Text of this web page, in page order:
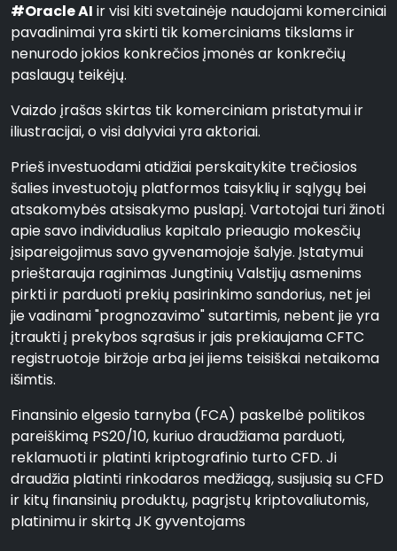
#Oracle AI ir visi kiti svetainėje naudojami komerciniai
pavadinimai yra skirti tik komerciniams tikslams ir
nenurodo jokios konkrečios įmonės ar konkrečių
paslaugų teikėjų.
Vaizdo įrašas skirtas tik komerciniam pristatymui ir
iliustracijai, o visi dalyviai yra aktoriai.
Prieš investuodami atidžiai perskaitykite trečiosios
šalies investuotojų platformos taisyklių ir sąlygų bei
atsakomybės atsisakymo puslapį. Vartotojai turi žinoti
apie savo individualius kapitalo prieaugio mokesčių
įsipareigojimus savo gyvenamojoje šalyje. Įstatymui
prieštarauja raginimas Jungtinių Valstijų asmenims
pirkti ir parduoti prekių pasirinkimo sandorius, net jei
jie vadinami "prognozavimo" sutartimis, nebent jie yra
įtraukti į prekybos sąrašus ir jais prekiaujama CFTC
registruotoje biržoje arba jei jiems teisiškai netaikoma
išimtis.
Finansinio elgesio tarnyba (FCA) paskelbė politikos
pareiškimą PS20/10, kuriuo draudžiama parduoti,
reklamuoti ir platinti kriptografinio turto CFD. Ji
draudžia platinti rinkodaros medžiagą, susijusią su CFD
ir kitų finansinių produktų, pagrįstų kriptovaliutomis,
platinimu ir skirtą JK gyventojams